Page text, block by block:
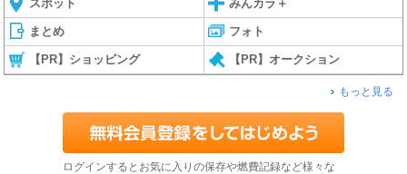
スポット みんカラ＋
まとめ フォト
【PR】ショッピング 【PR】オークション
もっと見る
ログインするとお気に入りの保存や燃費記録など様々な